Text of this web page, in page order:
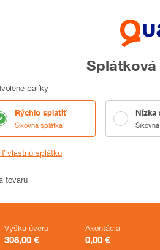
balíky
Rýchlo splatiť
Šikovná splátka
Nízka
vlastnú splátku
tovaru
Výška úveru
308,00 €
Akontácia
0,00 €